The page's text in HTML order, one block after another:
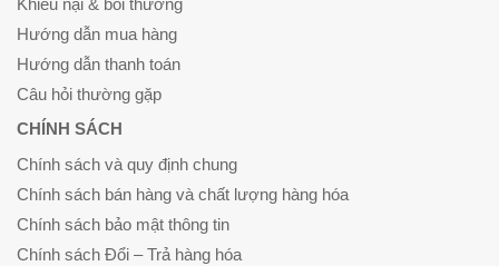
Hướng dẫn mua hàng
Hướng dẫn thanh toán
Câu hỏi thường gặp
CHÍNH SÁCH
Chính sách và quy định chung
Chính sách bán hàng và chất lượng hàng hóa
Chính sách bảo mật thông tin
Chính sách Đổi – Trả hàng hóa